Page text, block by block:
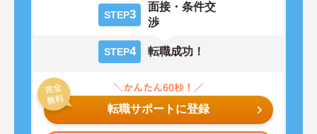
STEP3
面接・条件交
渉
STEP4 転職成功！
転職サポートに登録